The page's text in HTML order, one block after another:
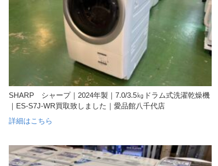
SHARP シャープ｜2024年製｜7.0/3.5㎏ドラム式洗濯乾燥機
｜ES-S7J-WR買取致しました｜愛品館八千代店
詳細はこちら